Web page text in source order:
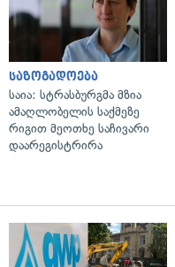
საზოგადოება
საია: სტრასბურგმა მზია
ამაღლობელის საქმეზე
რიგით მეოთხე საჩივარი
დაარეგისტრირა